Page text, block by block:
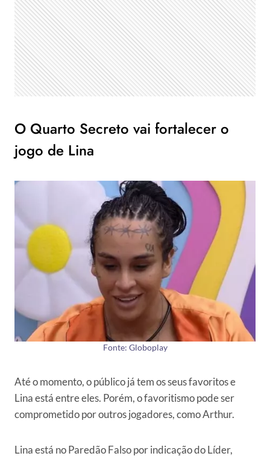
O Quarto Secreto vai fortalecer o
jogo de Lina
Fonte: Globoplay
Até o momento, o público já tem os seus favoritos e
Lina está entre eles. Porém, o favoritismo pode ser
comprometido por outros jogadores, como Arthur.
Lina está no Paredão Falso por indicação do Líder,